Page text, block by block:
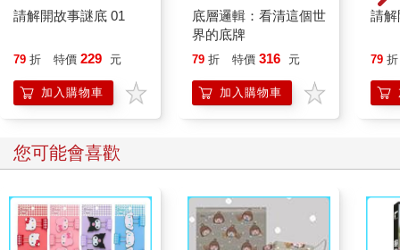
請解開故事謎底 01
79 折 特價 229 元
加入購物車
底層邏輯：看清這個世
界的底牌
79 折 特價 316 元
加入購物車
請解
79 折
您可能會喜歡